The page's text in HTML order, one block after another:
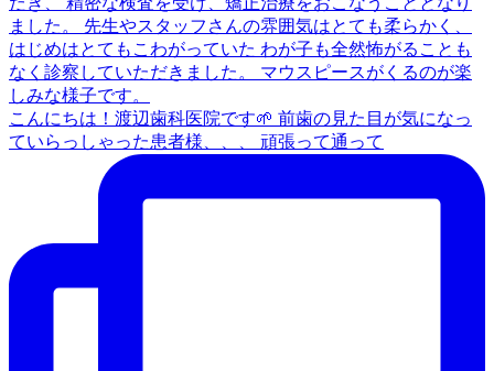
こんにちは！渡辺歯科医院です🌱 前歯の見た目が気になっ
ていらっしゃった患者様、、、 頑張って通って